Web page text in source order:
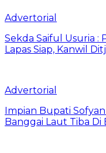
Advertorial
Sekda Saiful Usuria :
Lapas Siap, Kanwil
Advertorial
Impian Bupati
Banggai Laut Tiba Di